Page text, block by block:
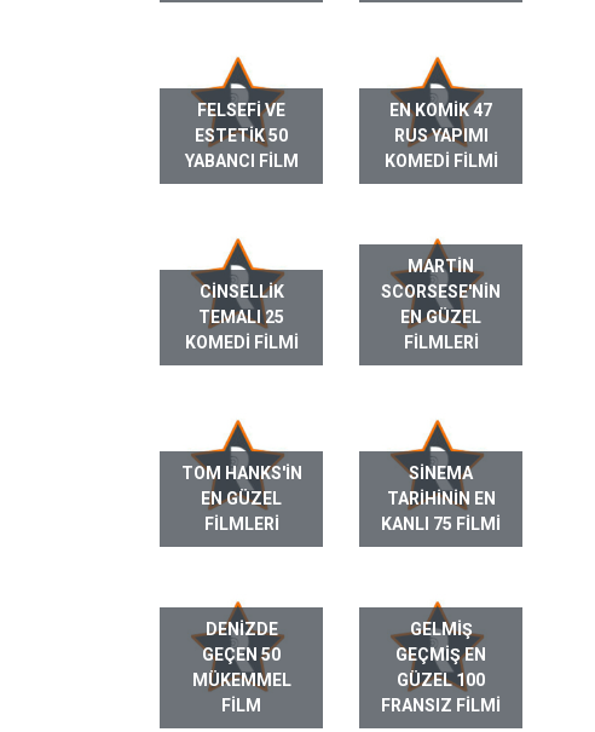
FELSEFI VE
ESTETIK 50
YABANCI FILM
EN KOMIK 47
RUS YAPIMI
KOMEDI FILMI
CINSELLIK
TEMALI 25
KOMEDI FILMI
MARTIN
SCORSESE'NIN
EN GÜZEL
FILMLERI
TOM HANKS'IN
EN GÜZEL
FILMLERI
SINEMA
TARIHININ EN
KANLI 75 FILMI
DENIZDE
GEÇEN 50
MÜKEMMEL
FILM
GELMIŞ
GEÇMIŞ EN
GÜZEL 100
FRANSIZ FILMI